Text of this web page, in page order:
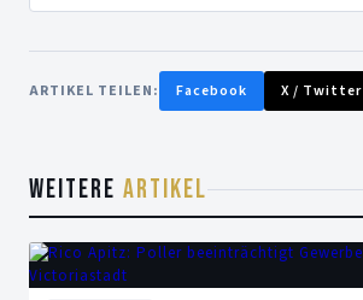
ARTIKEL TEILEN: Facebook X / Twitter
WEITERE ARTIKEL